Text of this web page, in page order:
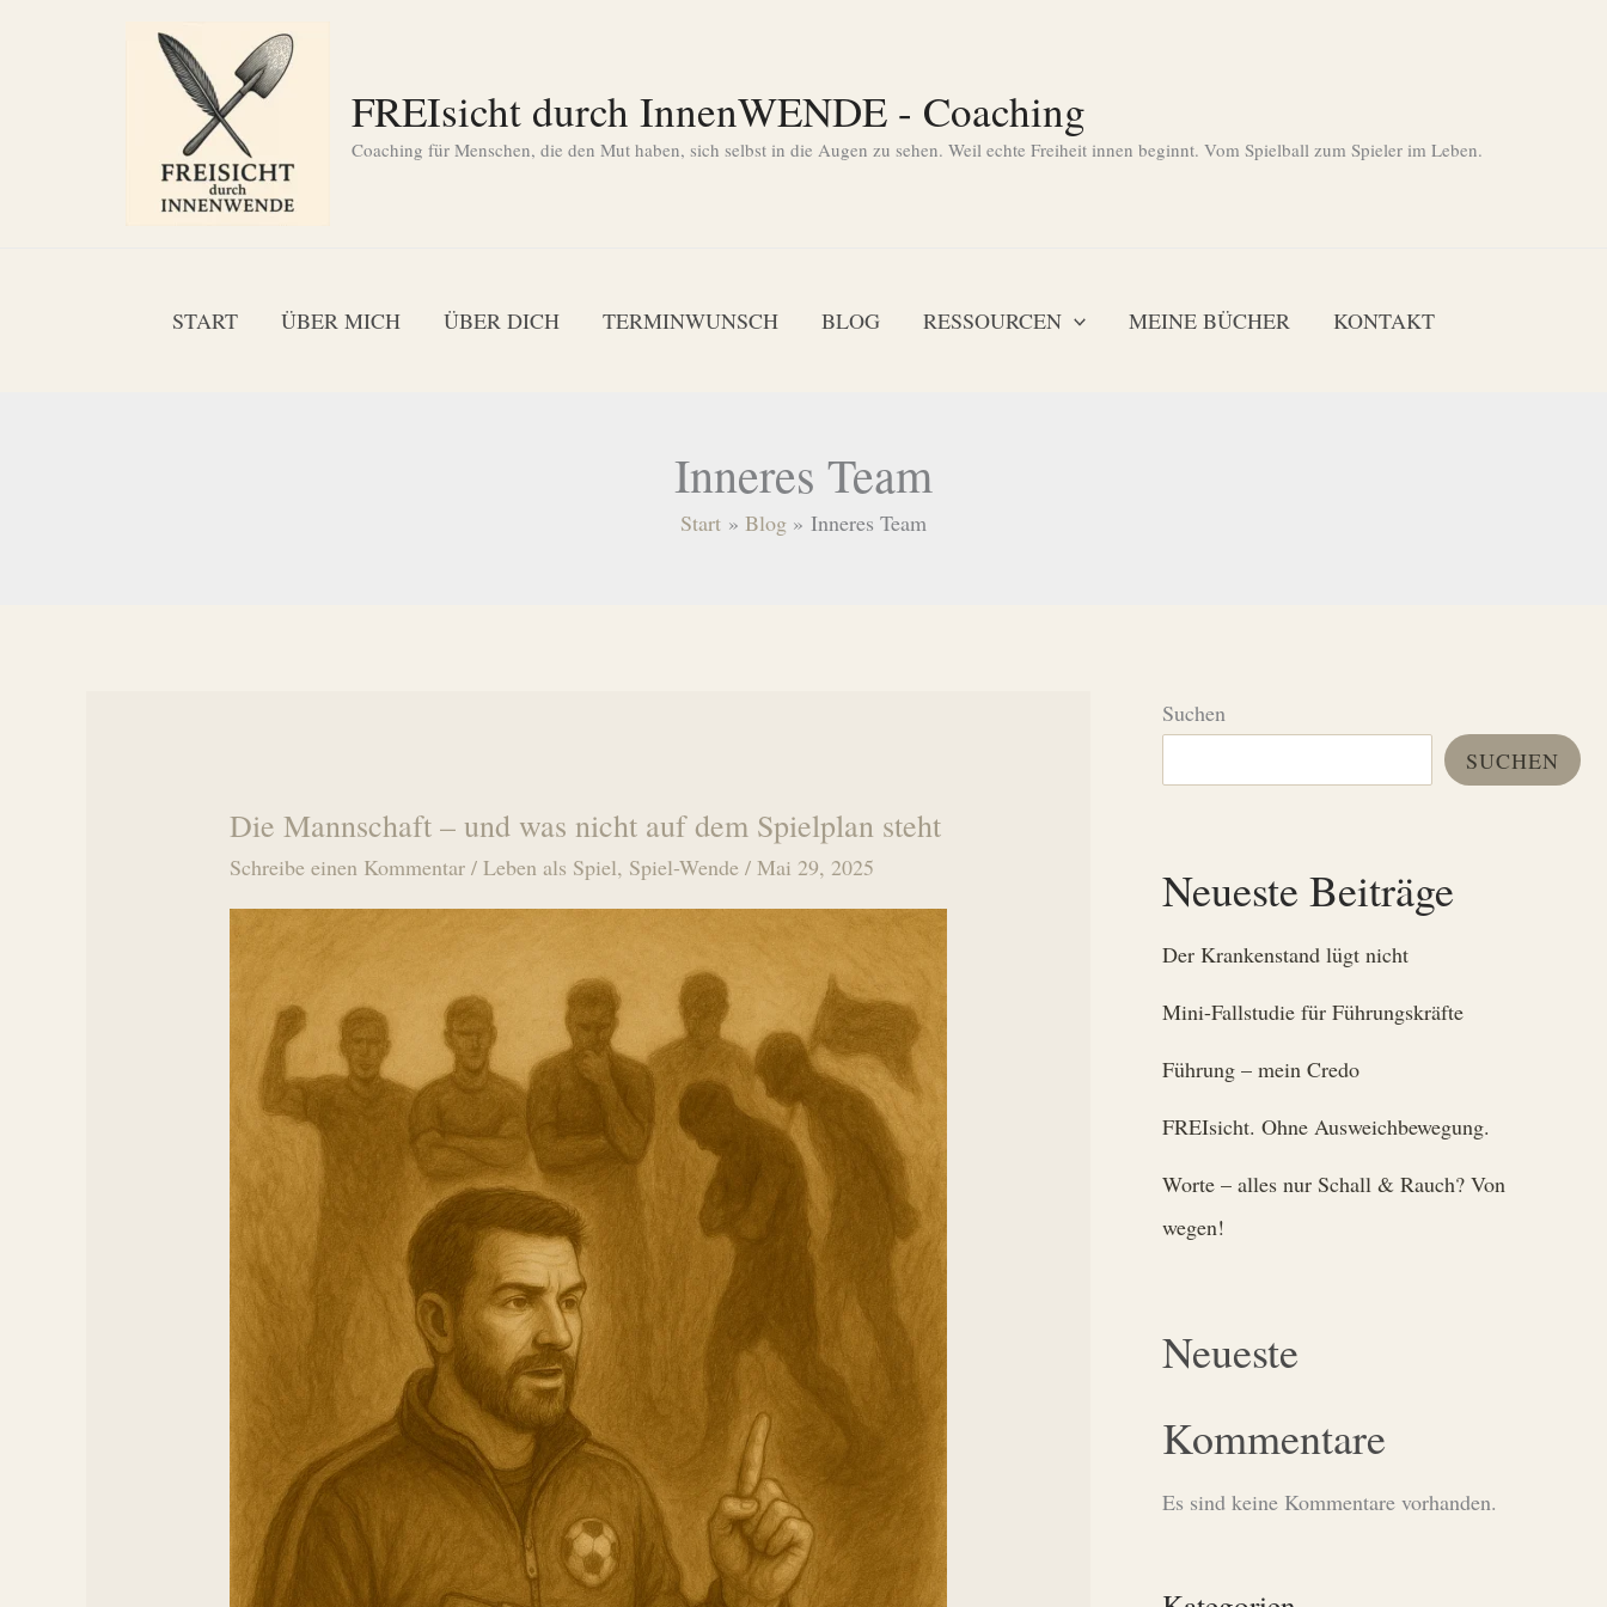
FREIsicht durch InnenWENDE - Coaching
Coaching für Menschen, die den Mut haben, sich selbst in die Augen zu sehen. Weil echte Freiheit innen beginnt. Vom Spielball zum Spieler im Leben.
START ÜBER MICH ÜBER DICH TERMINWUNSCH BLOG RESSOURCEN MEINE BÜCHER KONTAKT
Inneres Team
Start Blog Inneres Team
Die Mannschaft – und was nicht auf dem Spielplan steht
Schreibe einen Kommentar /Leben als Spiel, Spiel-Wende /Mai 29, 2025
Suchen
SUCHEN
Neueste Beiträge
Der Krankenstand lügt nicht
Mini-Fallstudie für Führungskräfte
Führung – mein Credo
FREIsicht. Ohne Ausweichbewegung.
Worte – alles nur Schall & Rauch? Von
wegen!
Neueste
Kommentare
Es sind keine Kommentare vorhanden.